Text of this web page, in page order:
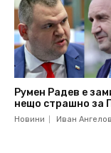
Румен Радев е
нещо страшно за
Новини Иван Ангелов